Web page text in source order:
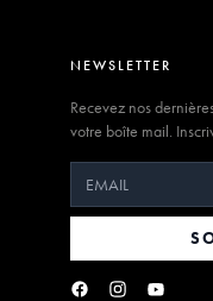
NEWSLETTER
Recevez nos
votre boîte mail.